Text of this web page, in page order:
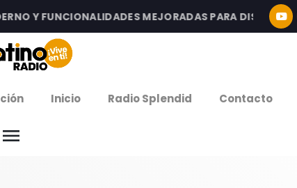
Y FUNCIONALIDADES MEJORADAS PARA DISFRUTAR
Inicio Radio Splendid Contacto
menu